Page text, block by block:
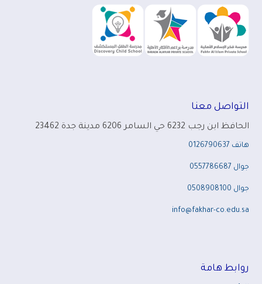
التواصل معنا
الحافظ ابن رجب 6232 حي السامر 6206 مدينة جدة 23462
هاتف 0126790637
جوال 0557786687
جوال 0508908100
info@fakhar-co.edu.sa
روابط هامة